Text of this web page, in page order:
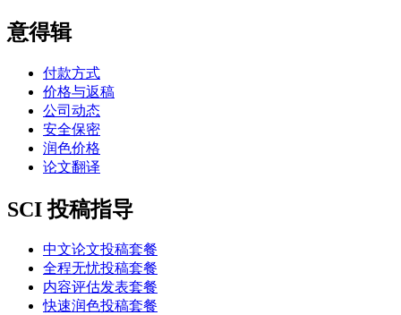
意得辑
付款方式
价格与返稿
公司动态
安全保密
润色价格
论文翻译
SCI 投稿指导
中文论文投稿套餐
全程无忧投稿套餐
内容评估发表套餐
快速润色投稿套餐